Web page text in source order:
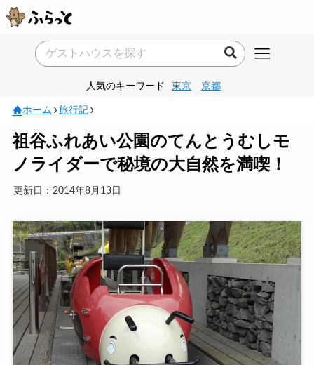
人気のキーワード 東京 京都
ホーム 旅行記
祖谷ふれあい公園のてんとうむしモ
ノライダーで秘境の大自然を満喫！
更新日：2014年8月13日